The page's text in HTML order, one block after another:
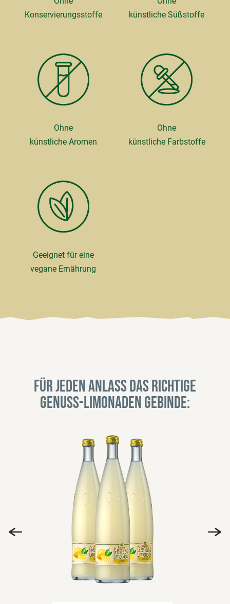
Konservierungsstoffe
künstliche Süßstoffe
Ohne
künstliche Aromen
Ohne
künstliche Farbstoffe
Geeignet für eine
vegane Ernährung
Für jeden Anlass das richtige
Genuss-Limonaden Gebinde: